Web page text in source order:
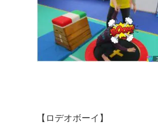
【ロデオボーイ】